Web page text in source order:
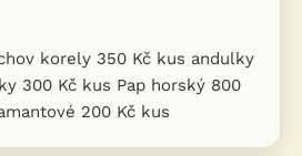
korely 350 Kč kus andulky
300 Kč kus Pap horský 800
200 Kč kus